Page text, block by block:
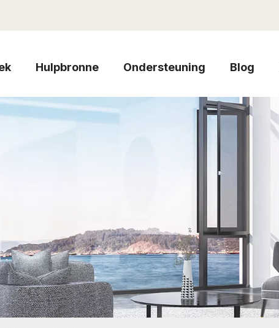
Hulpbronne Ondersteuning Blog